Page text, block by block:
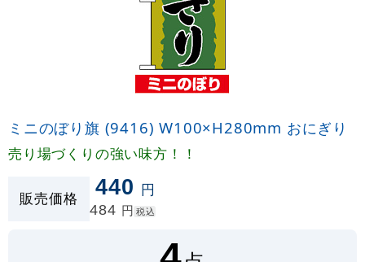
ミニのぼり旗 (9416) W100×H280mm おにぎり
売り場づくりの強い味方！！
販売価格 440 円
484 円 税込